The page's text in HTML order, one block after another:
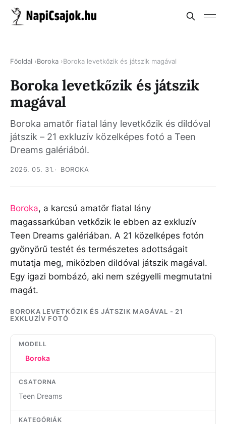
Főoldal Boroka Boroka levetkőzik és játszik magával
Boroka levetkőzik és játszik
magával
Boroka amatőr fiatal lány levetkőzik és dildóval
játszik – 21 exkluzív közelképes fotó a Teen
Dreams galériából.
2026. 05. 31. BOROKA
Boroka, a karcsú amatőr fiatal lány
magassarkúban vetkőzik le ebben az exkluzív
Teen Dreams galériában. A 21 közelképes fotón
gyönyörű testét és természetes adottságait
mutatja meg, miközben dildóval játszik magával.
Egy igazi bombázó, aki nem szégyelli megmutatni
magát.
BOROKA LEVETKŐZIK ÉS JÁTSZIK MAGÁVAL - 21
EXKLUZÍV FOTÓ
MODELL
Boroka
CSATORNA
Teen Dreams
KATEGÓRIÁK